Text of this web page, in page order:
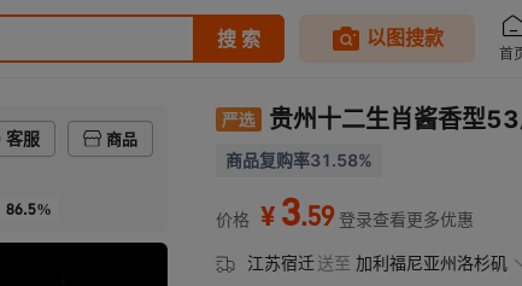
客服
商品
86.5%
贵州十二生肖酱香型
商品复购率31.58%
价格 ¥ 3.59 登录查看更多优惠
江苏宿迁送至 加利福尼亚州洛杉矶